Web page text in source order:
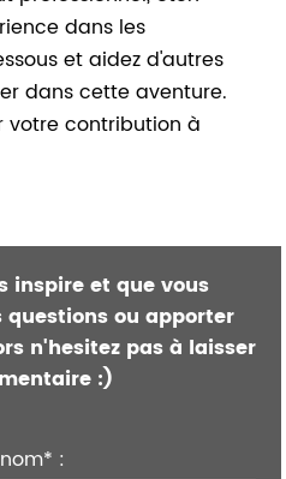
dans les
et aidez d'autres
dans cette aventure.
votre contribution à
inspire et que vous
questions ou apporter
n'hesitez pas à laisser
:)
: